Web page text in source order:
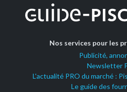
Nos services pour les
Publicité,
Newsletter
L'actualité PRO du marché :
Le guide des